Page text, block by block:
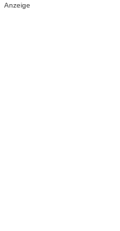
Anzeige